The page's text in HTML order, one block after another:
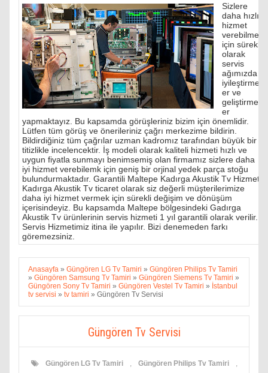
Sizlere
daha hızlı
hizmet
verebilmek
için sürekli
olarak
servis
ağımızda
iyileştirmel
er ve
geliştirmel
er
yapmaktayız. Bu kapsamda görüşleriniz bizim için önemlidir.
Lütfen tüm görüş ve önerileriniz çağrı merkezime bildirin.
Bildirdiğiniz tüm çağrılar uzman kadromız tarafından büyük bir
titizlikle incelencektir. İş modeli olarak kaliteli hizmeti hızlı ve
uygun fiyatla sunmayı benimsemiş olan firmamız sizlere daha
iyi hizmet verebilemk için geniş bir orjinal yedek parça stoğu
bulundurmaktadır. Garantili Maltepe Kadırga Akustik Tv Hizmeti
Kadırga Akustik Tv ticaret olarak siz değerli müşterilerimize
daha iyi hizmet vermek için sürekli değişim ve dönüşüm
içerisindeyiz. Bu kapsamda Maltepe bölgesindeki Gadırga
Akustik Tv ürünlerinin servis hizmeti 1 yıl garantili olarak verilir.
Servis Hizmetimiz itina ile yapılır. Bizi denemeden farkı
göremezsiniz.
Anasayfa » Güngören LG Tv Tamiri » Güngören Philips Tv Tamiri
» Güngören Samsung Tv Tamiri » Güngören Siemens Tv Tamiri »
Güngören Sony Tv Tamiri » Güngören Vestel Tv Tamiri » İstanbul
tv servisi » tv tamiri » Güngören Tv Servisi
Güngören Tv Servisi
Güngören LG Tv Tamiri Güngören Philips Tv Tamiri